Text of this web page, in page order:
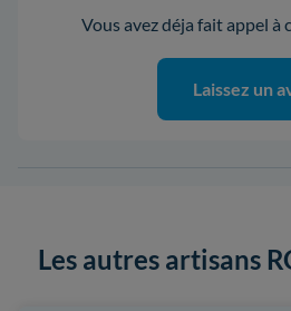
Vous avez déja fait appel à
Laissez un
Les autres artisans